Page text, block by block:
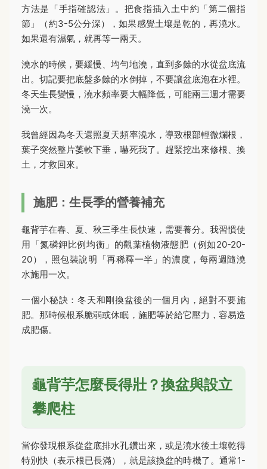
方法是「手指確認法」。把食指插入土中約「第二個指
節」（約3-5公分深），如果感覺土壤是乾的，再澆水。
如果還有濕氣，就再等一兩天。
澆水的時候，要緩慢、均勻地澆，直到多餘的水從盆底流
出。切記要把底盤多餘的水倒掉，不要讓盆底泡在水裡。
冬天生長變慢，澆水頻率要大幅降低，可能兩三週才需要
澆一次。
我曾經因為冬天還照夏天頻率澆水，導致根部輕微爛根，
葉子突然整片萎軟下垂，嚇死我了。趕緊挖出來修根、換
土，才救回來。
施肥：生長季的營養補充
龜背芋在春、夏、秋三季生長快速，需要養分。我習慣使
用「氮磷鉀比例均衡」的觀葉植物液態肥（例如20-20-
20），照包裝說明「再稀釋一半」的濃度，每兩週隨澆
水施用一次。
一個小秘訣：冬天和剛換盆後的一個月內，絕對不要施
肥。那時候根系脆弱或休眠，施肥等於給它壓力，容易造
成肥傷。
龜背芋怎麼長得壯？換盆與設立
攀爬柱
當你發現根系從盆底排水孔鑽出來，或是澆水後土壤乾得
特別快（表示根已長滿），就是該換盆的時機了。通常1-